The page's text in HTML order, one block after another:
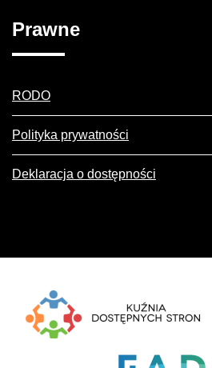
Prawne
RODO
Polityka prywatności
Deklaracja o dostępności